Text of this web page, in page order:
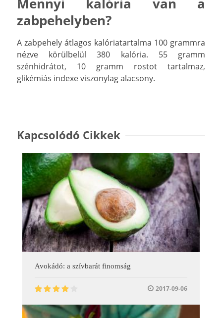
Mennyi kalória van a
zabpehelyben?
A zabpehely átlagos kalóriatartalma 100 grammra
nézve körülbelül 380 kalória. 55 gramm
szénhidrátot, 10 gramm rostot tartalmaz,
glikémiás indexe viszonylag alacsony.
Kapcsolódó Cikkek
Avokádó: a szívbarát finomság
2017-09-06